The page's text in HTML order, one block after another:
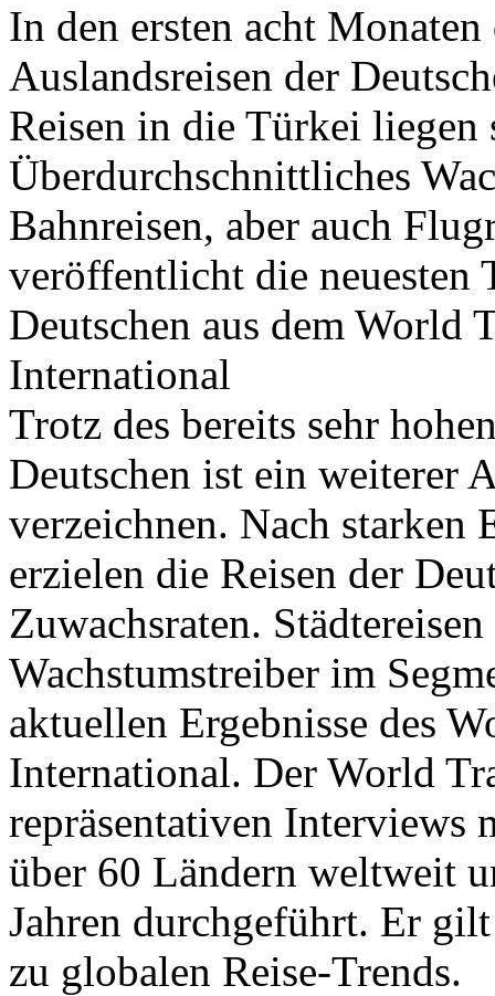
In den ersten acht Monaten
Auslandsreisen der
Reisen in die Türkei liegen
Überdurchschnittliches
Bahnreisen, aber auch
veröffentlicht die neuesten
Deutschen aus dem
International
Trotz des bereits sehr
Deutschen ist ein weiterer
verzeichnen. Nach starken
erzielen die Reisen der
Zuwachsraten.
Wachstumstreiber im
aktuellen Ergebnisse des
International. Der World
repräsentativen Interviews
über 60 Ländern weltweit
Jahren durchgeführt. Er
zu globalen Reise-Trends.